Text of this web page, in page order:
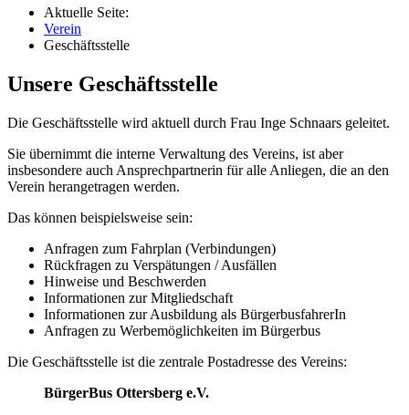
Aktuelle Seite:
Verein
Geschäftsstelle
Unsere Geschäftsstelle
Die Geschäftsstelle wird aktuell durch Frau Inge Schnaars geleitet.
Sie übernimmt die interne Verwaltung des Vereins, ist aber
insbesondere auch Ansprechpartnerin für alle Anliegen, die an den
Verein herangetragen werden.
Das können beispielsweise sein:
Anfragen zum Fahrplan (Verbindungen)
Rückfragen zu Verspätungen / Ausfällen
Hinweise und Beschwerden
Informationen zur Mitgliedschaft
Informationen zur Ausbildung als BürgerbusfahrerIn
Anfragen zu Werbemöglichkeiten im Bürgerbus
Die Geschäftsstelle ist die zentrale Postadresse des Vereins:
BürgerBus Ottersberg e.V.